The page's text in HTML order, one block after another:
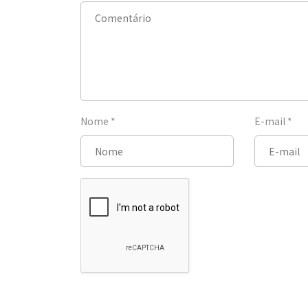
Nome * E-mail *